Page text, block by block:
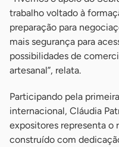
trabalho voltado à
preparação para
mais segurança para
possibilidades de
artesanal”, relata.
Participando pela
internacional, Cláudia
expositores representa
construído com